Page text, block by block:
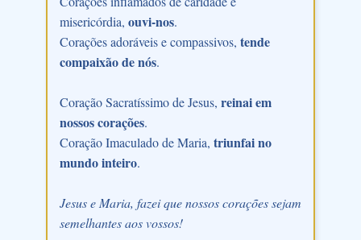
misericórdia, ouvi-nos.
Corações adoráveis e compassivos, tende
compaixão de nós.
Coração Sacratíssimo de Jesus, reinai em
nossos corações.
Coração Imaculado de Maria, triunfai no
mundo inteiro.
Jesus e Maria, fazei que nossos corações sejam
semelhantes aos vossos!